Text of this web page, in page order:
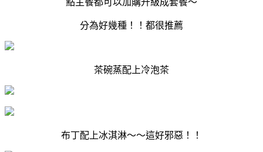
分為好幾種！！都很推薦
茶碗蒸配上冷泡茶
布丁配上冰淇淋～～這好邪惡！！